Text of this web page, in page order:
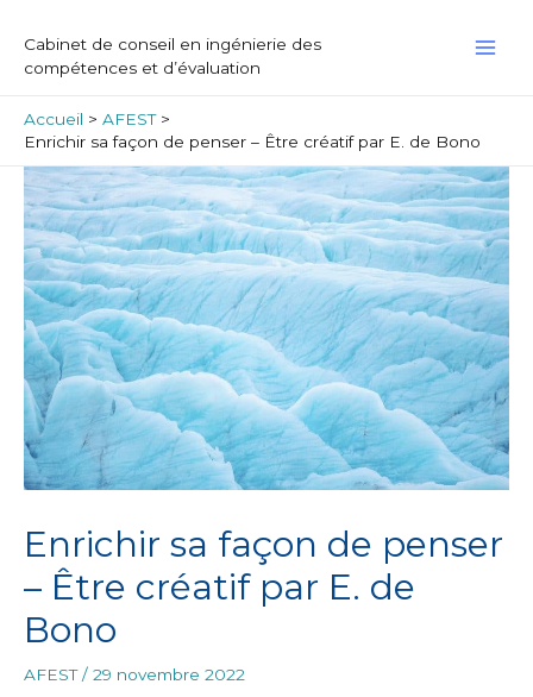
Cabinet de conseil en ingénierie des
compétences et d’évaluation
Accueil
AFEST
Enrichir sa façon de penser – Être créatif par E. de Bono
Enrichir sa façon de penser
– Être créatif par E. de
Bono
AFEST/ 29 novembre 2022
Navigation
de
l’article